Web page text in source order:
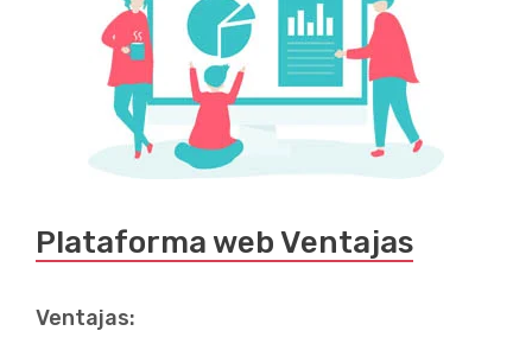
Plataforma web Ventajas
Ventajas: